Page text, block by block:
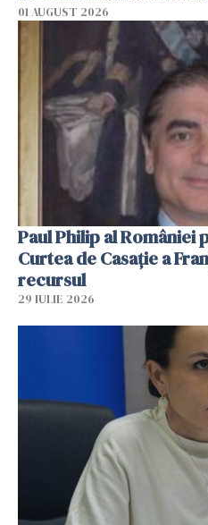
01 AUGUST 2026
Paul Philip al României
Curtea de Casaţie a
recursul
29 IULIE 2026